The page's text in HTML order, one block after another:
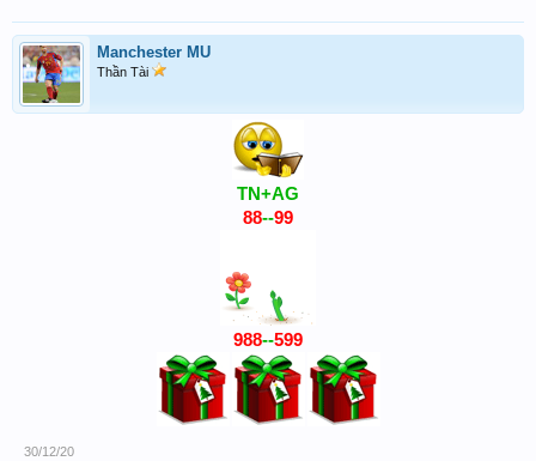
Manchester MU
Thần Tài
TN+AG
88--99
988--599
30/12/20